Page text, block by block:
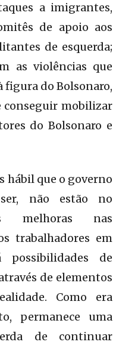
a imigrantes,
de apoio aos
de esquerda;
as violências que
figura do Bolsonaro,
conseguir mobilizar
do Bolsonaro e
hábil que o governo
não estão no
melhoras nas
trabalhadores em
possibilidades de
de elementos
Como era
permanece uma
de continuar